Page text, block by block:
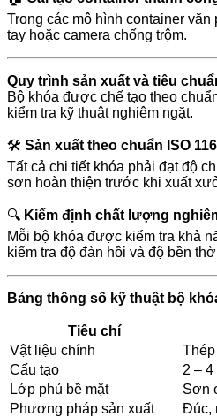
Trong các mô hình container
tay hoặc camera chống trộm.
Quy trình sản xuất và tiêu
Bộ khóa được chế tạo theo
kiểm tra kỹ thuật nghiêm ngặt.
🛠️ Sản xuất theo chuẩn ISO
Tất cả chi tiết khóa phải đạt độ
sơn hoàn thiện trước khi xuất
🔍 Kiểm định chất lượng
Mỗi bộ khóa được kiểm tra khả
kiểm tra độ đàn hồi và độ bền
Bảng thông số kỹ thuật bộ
Tiêu chí
Vật liệu chính
Cấu tạo
2 –
Lớp phủ bề mặt
Sơn
Phương pháp sản xuất
Đúc,